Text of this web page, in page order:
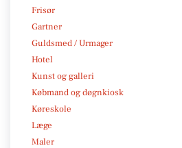
Frisør
Gartner
Guldsmed / Urmager
Hotel
Kunst og galleri
Købmand og døgnkiosk
Køreskole
Læge
Maler